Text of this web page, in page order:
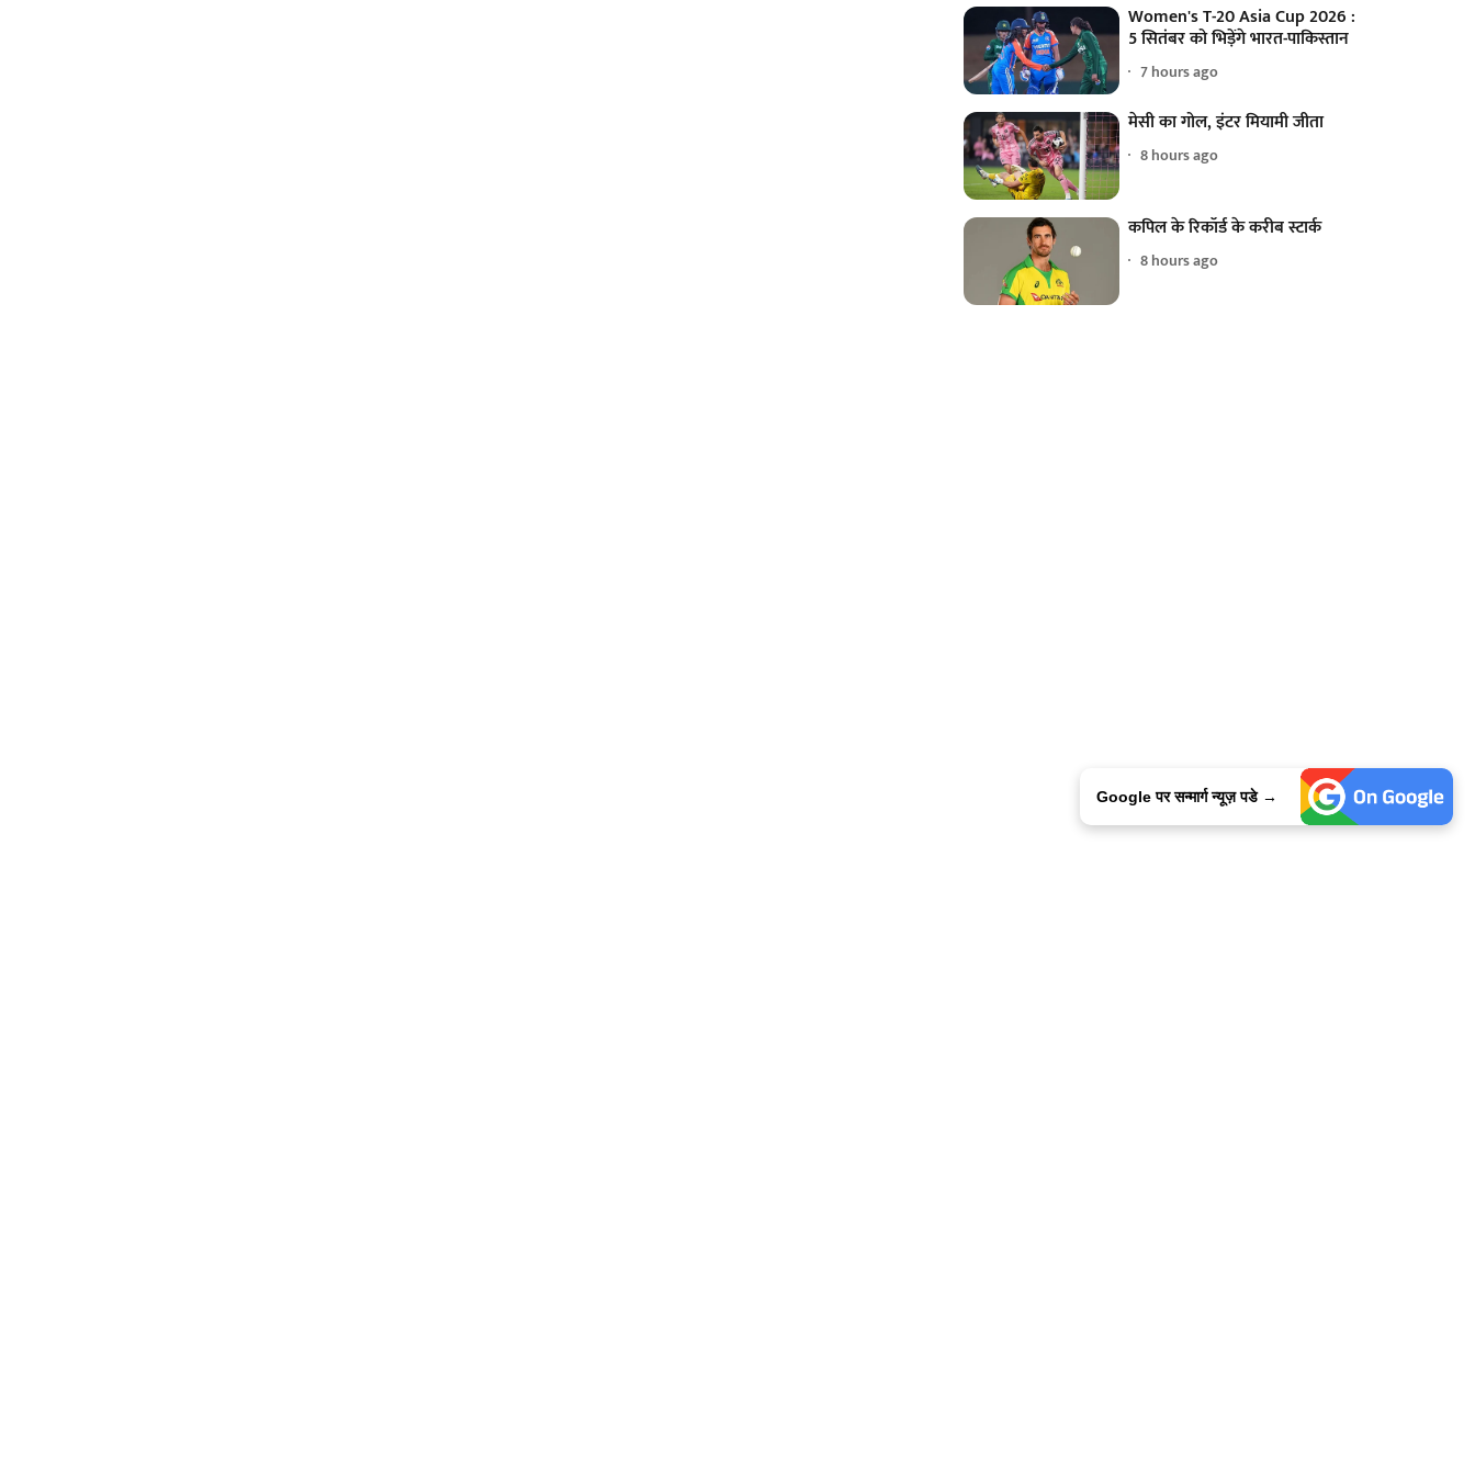
Women's T-20 Asia Cup 2026 :
5 सितंबर को भिड़ेंगे भारत-पाकिस्तान
7 hours ago
मेसी का गोल, इंटर मियामी जीता
8 hours ago
कपिल के रिकॉर्ड के करीब स्टार्क
8 hours ago
Google पर सन्मार्ग न्यूज़ पडे →